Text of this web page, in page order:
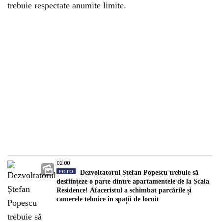
trebuie respectate anumite limite.
02:00
FOTO
Dezvoltatorul Ștefan Popescu trebuie să
desființeze o parte dintre apartamentele de la Scala
Residence! Afaceristul a schimbat parcările și
camerele tehnice în spații de locuit